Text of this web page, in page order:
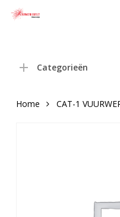
Categorieën
Home CAT-1